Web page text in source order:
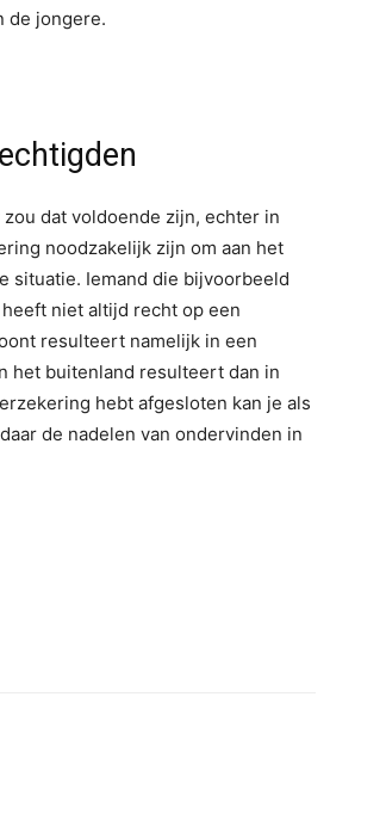
de jongere.
dat voldoende zijn, echter in
noodzakelijk zijn om aan het
situatie. Iemand die bijvoorbeeld
niet altijd recht op een
resulteert namelijk in een
het buitenland resulteert dan in
hebt afgesloten kan je als
de nadelen van ondervinden in